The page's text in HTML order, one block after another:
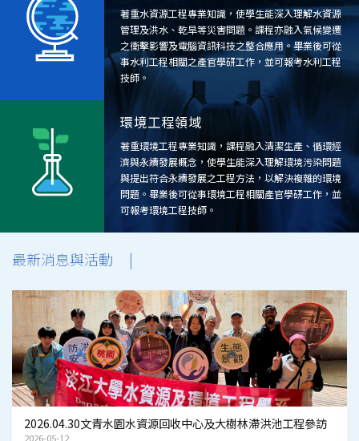
著重水資源工程專業知識，使學生能深入理解水資源
管理及洪水、乾旱等災害問題。課程亦融入氣候變遷
之衝擊影響及電腦資訊科技之整合應用。畢業後可從
事水利工程相關之產官學研工作，並可報考水利工程
技師。
環境工程領域
著重環境工程專業知識，課程融入清潔生產、循環經
濟與永續發展概念，使學生能深入理解環境污染問題
與提出符合永續發展之工程方法，以解決複雜的環境
問題。畢業後可從事環境工程相關產官學研工作，並
可報考環境工程技師。
最新消息與活動 |
2026.04.30文青水園水資源回收中心及大樹林滯洪池工程參訪
2026-05-12